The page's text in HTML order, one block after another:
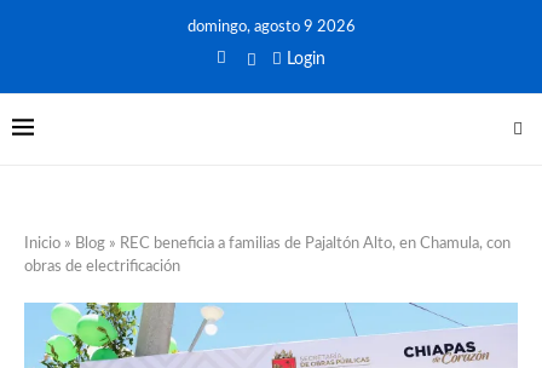
domingo, agosto 9 2026
Login
Inicio » Blog » REC beneficia a familias de Pajaltón Alto, en Chamula, con
obras de electrificación